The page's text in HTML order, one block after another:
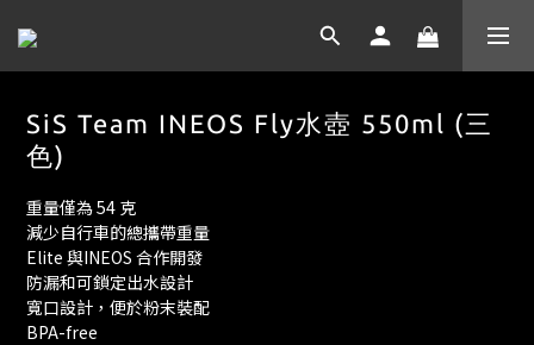
SiS Team INEOS Fly水壺 550ml (三
色)
重量僅為 54 克
減少自行車的總攜帶重量
Elite 與INEOS 合作開發
防漏和可鎖定出水設計
寬口設計，便於粉末裝配
BPA-free